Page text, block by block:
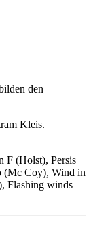
den
Kleis.
F (Holst), Persis
(Mc Coy), Wind in
Flashing winds